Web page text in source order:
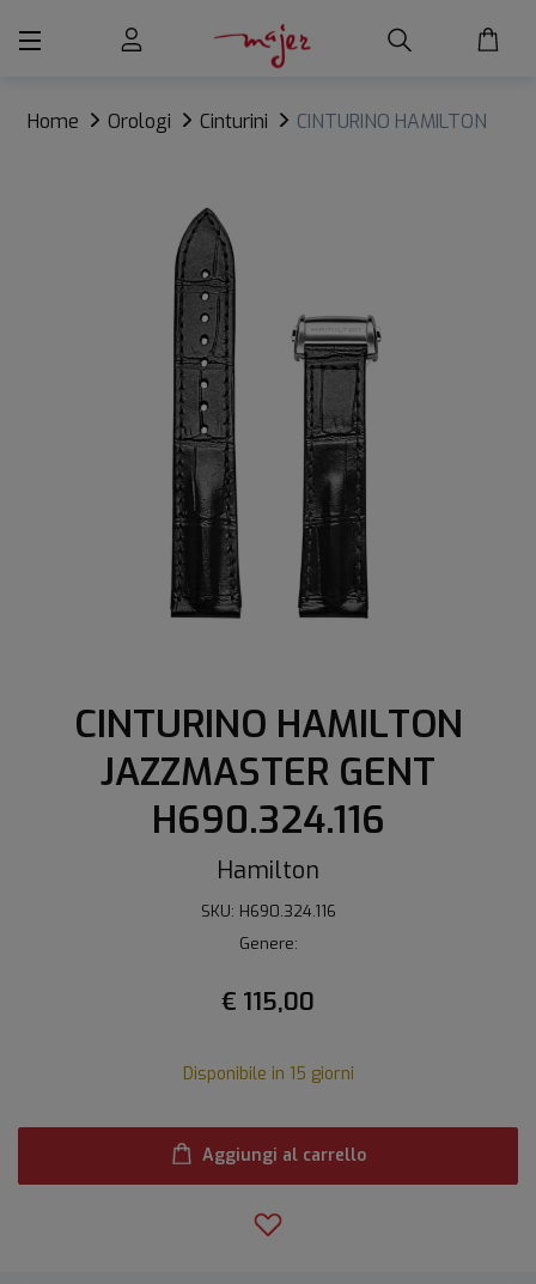
Home Orologi Cinturini
CINTURINO HAMILTON
CINTURINO HAMILTON
JAZZMASTER GENT
H690.324.116
Hamilton
SKU: H690.324.116
Genere:
€ 115,00
Disponibile in 15 giorni
Aggiungi al carrello